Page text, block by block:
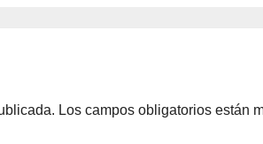
Los campos obligatorios están